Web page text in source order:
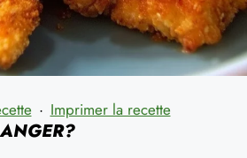
· Imprimer la recette